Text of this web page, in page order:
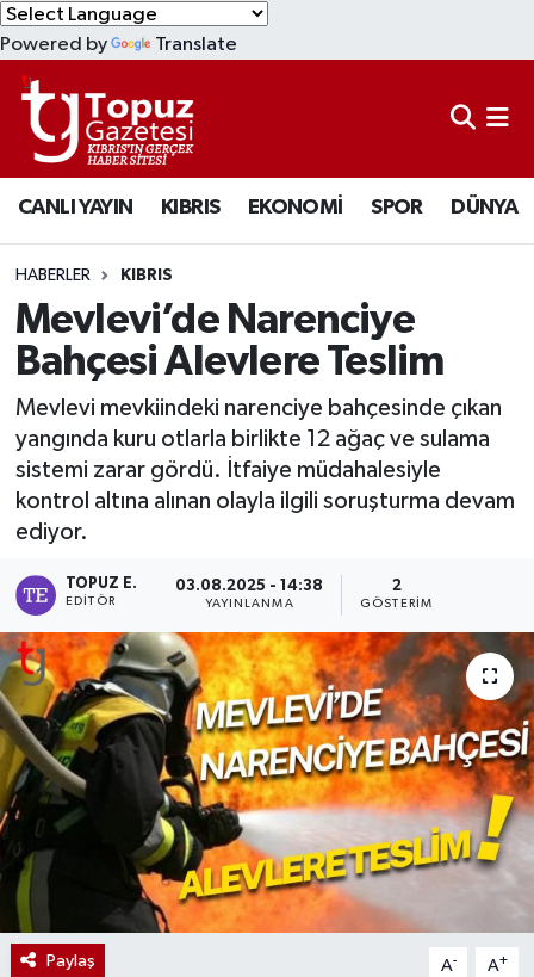
Powered by Translate
CANLI YAYIN KIBRIS EKONOMİ SPOR DÜNYA
HABERLER KIBRIS
Mevlevi’de Narenciye
Bahçesi Alevlere Teslim
Mevlevi mevkiindeki narenciye bahçesinde çıkan
yangında kuru otlarla birlikte 12 ağaç ve sulama
sistemi zarar gördü. İtfaiye müdahalesiyle
kontrol altına alınan olayla ilgili soruşturma devam
ediyor.
TOPUZ E.
EDITÖR
03.08.2025 - 14:38
YAYINLANMA
2
GÖSTERIM
Paylaş A- A+
KIBRIS
DÜNYA
EKONOMİ
MAGAZİN
SAĞLIK
SPOR
TEKNOLOJİ
Lefkoşa Nöbetçi Eczaneler
Lefkoşa Hava Durumu
Lefkoşa Trafik Yoğunluk Haritası
Süper Lig Puan Durumu ve Fikstür
Tüm Manşetler
Son Dakika Haberleri
Haber Arşivi